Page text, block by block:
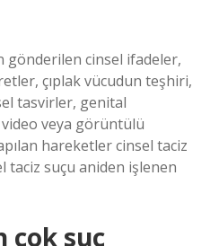
gönderilen cinsel ifadeler,
çıplak vücudun teşhiri,
tasvirler, genital
veya görüntülü
hareketler cinsel taciz
taciz suçu aniden işlenen
çok suç